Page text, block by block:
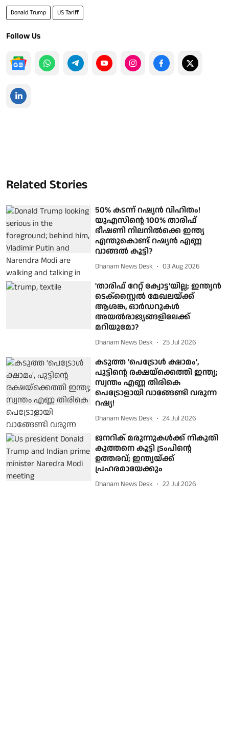
Donald Trump US Tariff
Follow Us
Related Stories
50% കടന്ന് റഷ്യന്‍ വിഹിതം!
യുഎസിന്റെ 100% താരിഫ്
ഭീഷണി നിലനില്‍ക്കെ ഇന്ത്യ
എന്തുകൊണ്ട് റഷ്യന്‍ എണ്ണ
വാങ്ങല്‍ കൂട്ടി?
Dhanam News Desk 03 Aug 2026
'താരിഫ് റേറ്റ് ക്വോട്ട'യില്ല; ഇന്ത്യന്‍
ടെക്സ്റ്റൈല്‍ മേഖലയ്ക്ക്
ആശങ്ക, ഓര്‍ഡറുകള്‍
അയല്‍രാജ്യങ്ങളിലേക്ക്
മറിയുമോ?
Dhanam News Desk 25 Jul 2026
കടുത്ത 'പെട്രോള്‍ ക്ഷാമം',
പുട്ടിന്റെ രക്ഷയ്‌ക്കെത്തി ഇന്ത്യ;
സ്വന്തം എണ്ണ തിരികെ
പെട്രോളായി വാങ്ങേണ്ടി വരുന്ന
റഷ്യ!
Dhanam News Desk 24 Jul 2026
ജനറിക് മരുന്നുകള്‍ക്ക് നികുതി
കുത്തനെ കൂട്ടി ട്രംപിന്റെ
ഉത്തരവ്; ഇന്ത്യയ്ക്ക്
പ്രഹരമായേക്കും
Dhanam News Desk 22 Jul 2026